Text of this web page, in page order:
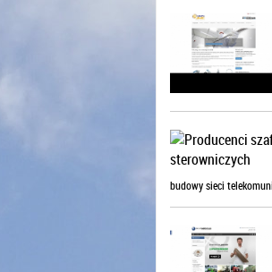
budowy sieci